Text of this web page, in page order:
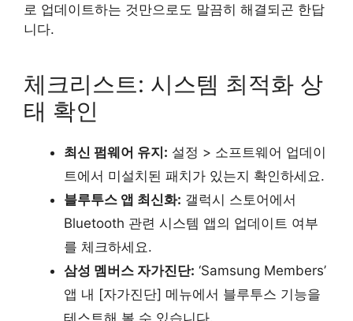
로 업데이트하는 것만으로도 말끔히 해결되곤 한답
니다.
체크리스트: 시스템 최적화 상
태 확인
최신 펌웨어 유지: 설정 > 소프트웨어 업데이
트에서 미설치된 패치가 있는지 확인하세요.
블루투스 앱 최신화: 갤럭시 스토어에서
Bluetooth 관련 시스템 앱의 업데이트 여부
를 체크하세요.
삼성 멤버스 자가진단: ‘Samsung Members’
앱 내 [자가진단] 메뉴에서 블루투스 기능을
테스트해 볼 수 있습니다.